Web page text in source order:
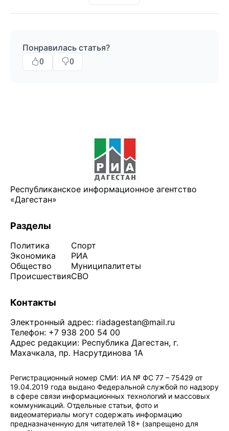
Понравилась статья?
0 0
Республиканское информационное агентство
«Дагестан»
Разделы
Политика
Экономика
Общество
Происшествия
Спорт
РИА
Муниципалитеты
СВО
Контакты
Электронный адрес: riadagestan@mail.ru
Телефон: +7 938 200 54 00
Адрес редакции: Республика Дагестан, г.
Махачкала, пр. Насрутдинова 1А
Регистрационный номер СМИ: ИА № ФС 77 – 75429 от
19.04.2019 года выдано Федеральной службой по надзору
в сфере связи информационных технологий и массовых
коммуникаций. Отдельные статьи, фото и
видеоматериалы могут содержать информацию
предназначенную для читателей 18+ (запрещено для